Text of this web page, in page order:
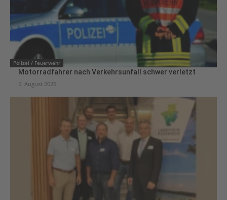
Polizei / Feuerwehr
Motorradfahrer nach Verkehrsunfall schwer verletzt
5. August 2026